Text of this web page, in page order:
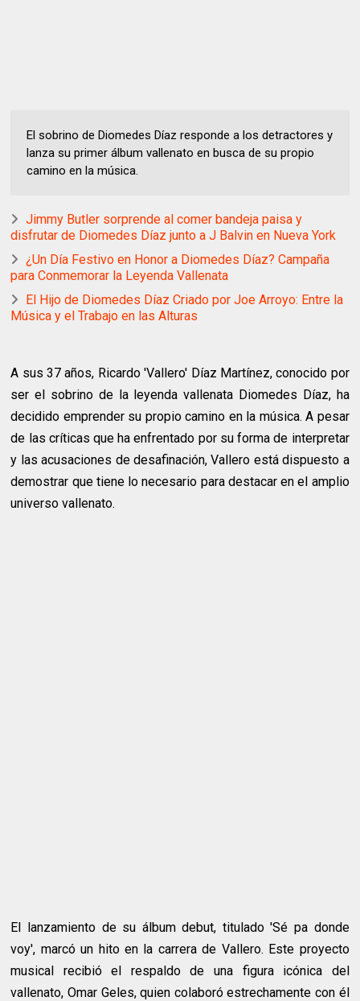
El sobrino de Diomedes Díaz responde a los detractores y
lanza su primer álbum vallenato en busca de su propio
camino en la música.
Jimmy Butler sorprende al comer bandeja paisa y
disfrutar de Diomedes Díaz junto a J Balvin en Nueva York
¿Un Día Festivo en Honor a Diomedes Díaz? Campaña
para Conmemorar la Leyenda Vallenata
El Hijo de Diomedes Díaz Criado por Joe Arroyo: Entre la
Música y el Trabajo en las Alturas
A sus 37 años, Ricardo 'Vallero' Díaz Martínez, conocido por
ser el sobrino de la leyenda vallenata Diomedes Díaz, ha
decidido emprender su propio camino en la música. A pesar
de las críticas que ha enfrentado por su forma de interpretar
y las acusaciones de desafinación, Vallero está dispuesto a
demostrar que tiene lo necesario para destacar en el amplio
universo vallenato.
El lanzamiento de su álbum debut, titulado 'Sé pa donde
voy', marcó un hito en la carrera de Vallero. Este proyecto
musical recibió el respaldo de una figura icónica del
vallenato, Omar Geles, quien colaboró estrechamente con él